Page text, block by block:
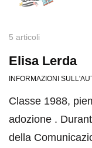
5 articoli
Elisa Lerda
INFORMAZIONI
Classe 1988,
adozione .
della